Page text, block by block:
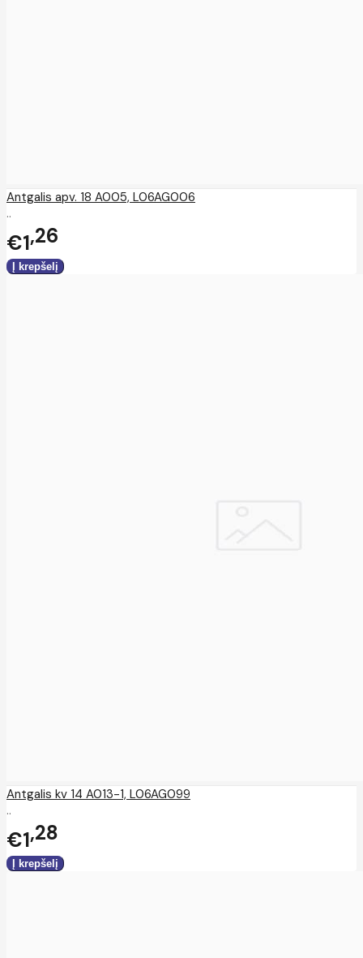
Antgalis apv. 18 A005, L06AG006
..
€1 26
Antgalis kv 14 A013-1, L06AG099
..
€1 28